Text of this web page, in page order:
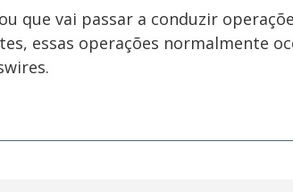
que vai passar a conduzir
essas operações normalmente